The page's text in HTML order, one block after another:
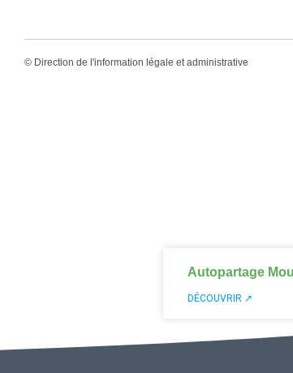
© Direction de l'information légale et administrative
Autopartage
DÉCOUVRIR ↗